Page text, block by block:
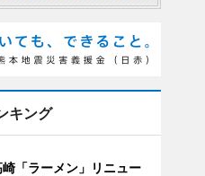
キング
崎「ラーメン」リニュー